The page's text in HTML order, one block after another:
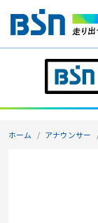
ホ
テ
ラ
ア
イ
ホーム アナウンサー